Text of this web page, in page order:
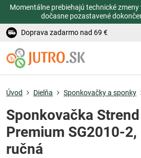
Momentálne prebiehajú technické
dočasne pozastavené
Doprava zadarmo nad 69 €
Úvod Dielňa Sponkovačky a sponky
Sponkovačka
Premium SG2010-
ručná